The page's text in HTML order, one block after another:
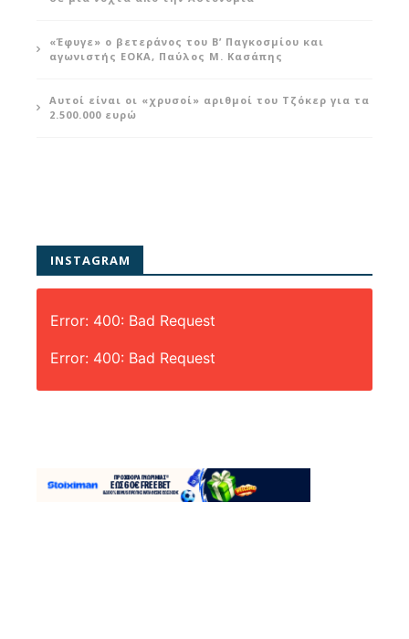
«Έφυγε» ο βετεράνος του Β’ Παγκοσμίου και
αγωνιστής ΕΟΚΑ, Παύλος Μ. Κασάπης
Αυτοί είναι οι «χρυσοί» αριθμοί του Τζόκερ για τα
2.500.000 ευρώ
INSTAGRAM
Error: 400: Bad Request
Error: 400: Bad Request